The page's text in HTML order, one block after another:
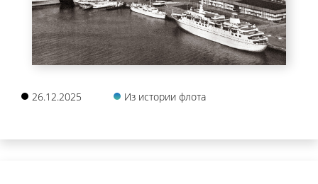
26.12.2025 Из истории флота